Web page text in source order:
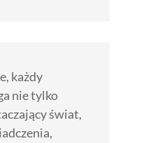
każdy
nie tylko
świat,